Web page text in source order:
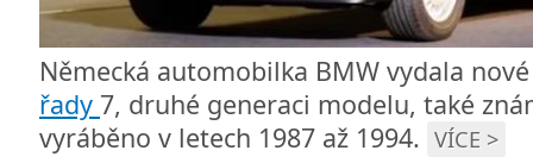
Německá automobilka BMW vydala
řady 7, druhé generaci modelu, také
vyráběno v letech 1987 až 1994. VÍCE >